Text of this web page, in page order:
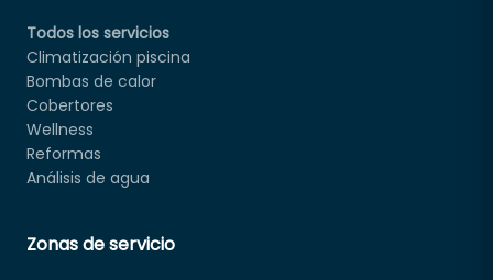
Todos los servicios
Climatización piscina
Bombas de calor
Cobertores
Wellness
Reformas
Análisis de agua
Zonas de servicio